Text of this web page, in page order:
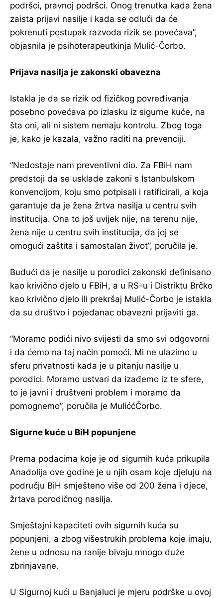
podršci, pravnoj podršci. Onog trenutka kada žena
zaista prijavi nasilje i kada se odluči da će
pokrenuti postupak razvoda rizik se povećava”,
objasnila je psihoterapeutkinja Mulić-Čorbo.
Prijava nasilja je zakonski obavezna
Istakla je da se rizik od fizičkog povređivanja
posebno povećava po izlasku iz sigurne kuće, na
šta oni, ali ni sistem nemaju kontrolu. Zbog toga
je, kako je kazala, važno raditi na prevenciji.
“Nedostaje nam preventivni dio. Za FBiH nam
predstoji da se usklade zakoni s Istanbulskom
konvencijom, koju smo potpisali i ratificirali, a koja
garantuje da je žena žrtva nasilja u centru svih
institucija. Ona to još uvijek nije, na terenu nije,
žena nije u centru svih institucija, da joj se
omogući zaštita i samostalan život”, poručila je.
Budući da je nasilje u porodici zakonski definisano
kao krivično djelo u FBiH, a u RS-u i Distriktu Brčko
kao krivično djelo ili prekršaj Mulić-Čorbo je istakla
da su društvo i pojedanac obavezni prijaviti ga.
“Moramo podići nivo svijesti da smo svi odgovorni
i da ćemo na taj način pomoći. Mi ne ulazimo u
sferu privatnosti kada je u pitanju nasilje u
porodici. Moramo ustvari da izađemo iz te sfere,
to je javni i društveni problem i moramo da
pomognemo”, poručila je MuliććČorbo.
Sigurne kuće u BiH popunjene
Prema podacima koje je od sigurnih kuća prikupila
Anadolija ove godine je u njih osam koje djeluju na
području BiH smješteno više od 200 žena i djece,
žrtava porodičnog nasilja.
Smještajni kapaciteti ovih sigurnih kuća su
popunjeni, a zbog višestrukih problema koje imaju,
žene u odnosu na ranije bivaju mnogo duže
zbrinjavane.
U Sigurnoj kući u Banjaluci je mjeru podrške u ovoj